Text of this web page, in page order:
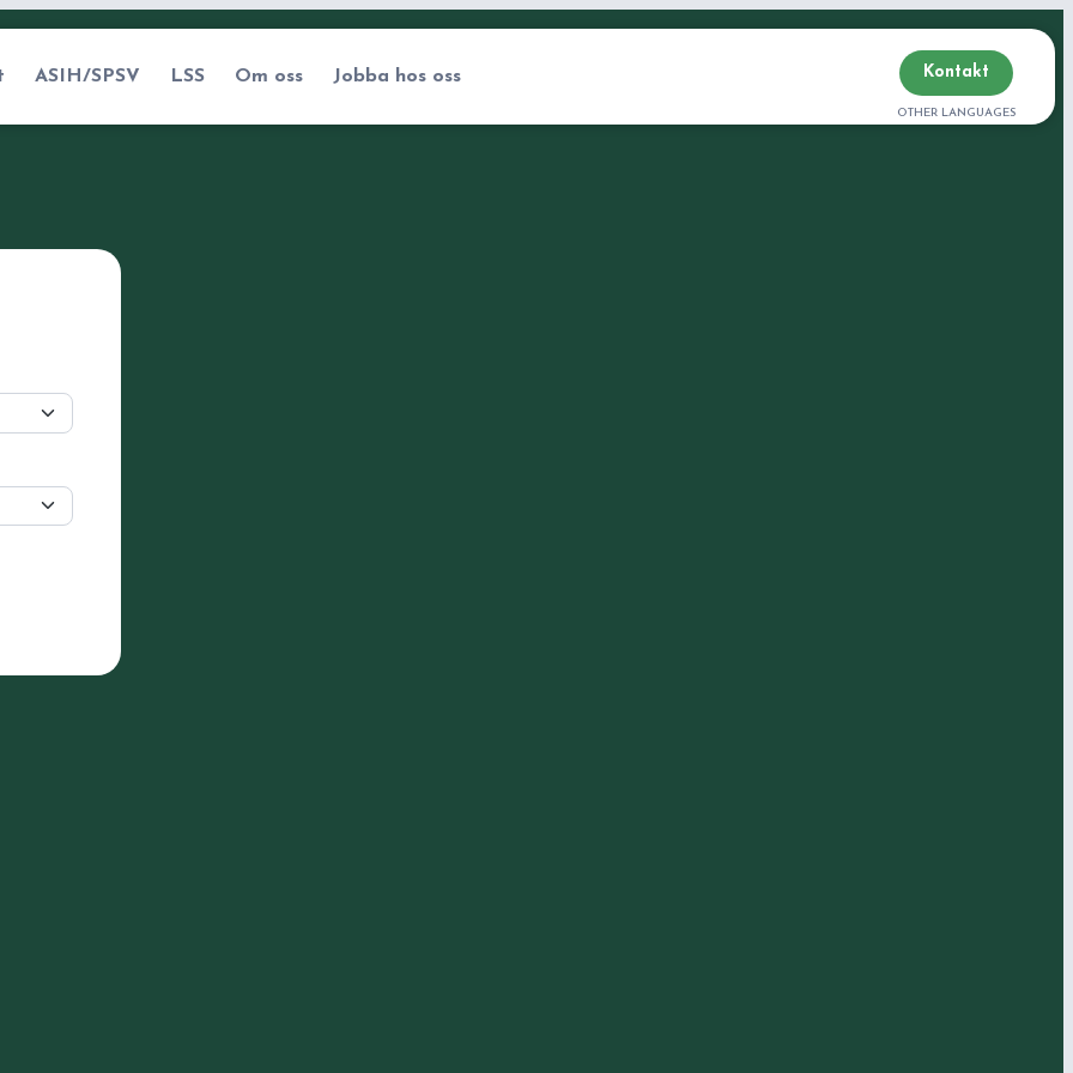
ASIH/SPSV LSS Om oss Jobba hos oss Kontakt
OTHER LANGUAGES